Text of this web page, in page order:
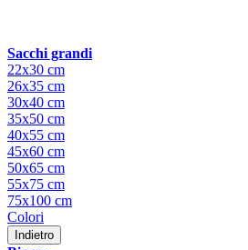
Sacchi grandi
22x30 cm
26x35 cm
30x40 cm
35x50 cm
40x55 cm
45x60 cm
50x65 cm
55x75 cm
75x100 cm
Colori
Indietro